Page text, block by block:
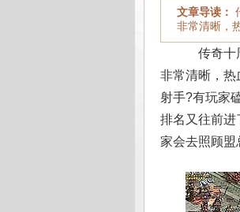
文章导读：
非常清晰，
传奇十
非常清晰，热
射手?有玩家
排名又往前进
家会去照顾盟